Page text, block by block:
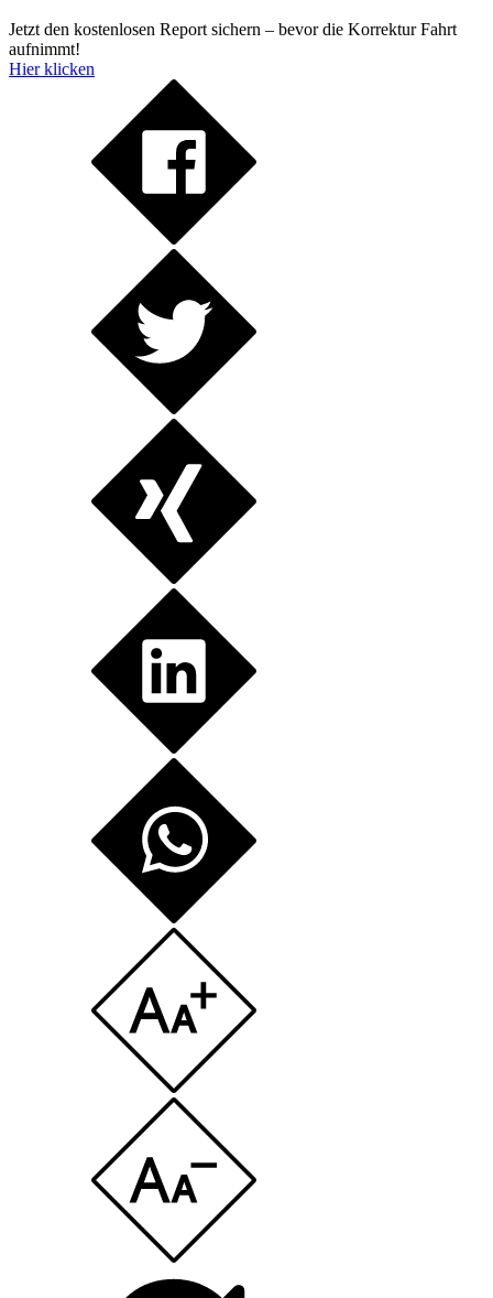
Jetzt den kostenlosen Report sichern – bevor die Korrektur Fahrt
aufnimmt!
Hier klicken